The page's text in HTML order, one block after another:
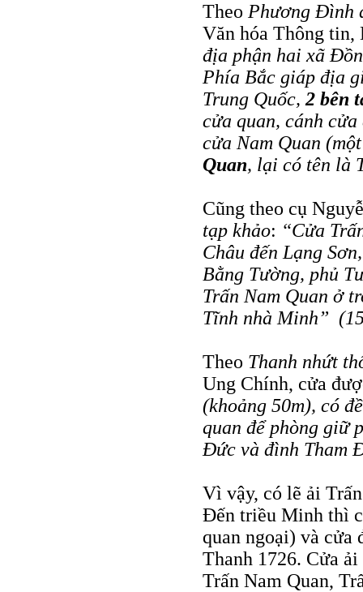
Theo Phương Ðình
Văn hóa Thông
địa phận hai xã
Phía Bắc giáp địa
Trung Quốc, 2 bên
cửa quan, cánh
cửa Nam Quan
Quan, lại có tên là
Cũng theo cụ
tạp khảo: “Cửa
Châu đến Lạng
Bằng Tường, phủ
Trấn Nam Quan ở
Tĩnh nhà Minh”
Theo Thanh nhứt
Ung Chính, cửa
(khoảng 50m), có
quan để phòng giữ
Ðức và đình Tham
Vì vậy, có lẽ ải
Ðến triều Minh thì
quan ngoại) và cửa
Thanh 1726. Cửa
Trấn Nam Quan,